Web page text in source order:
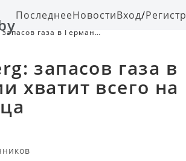
ПоследнееНовостиВход/
газа в Германии
запасов газа в
хватит всего на